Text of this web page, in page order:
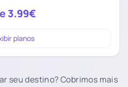
3.99€
planos
seu destino? Cobrimos mais